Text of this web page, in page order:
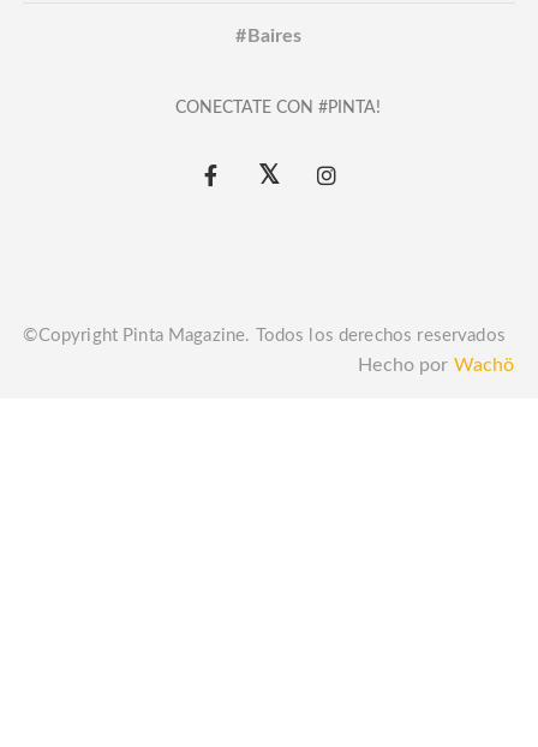
#Baires
CONECTATE CON #PINTA!
©Copyright Pinta Magazine. Todos los derechos reservados
Hecho por Wachö